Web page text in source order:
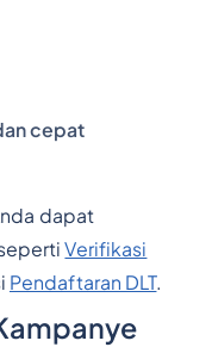
cepat
dapat
Verifikasi
Pendaftaran DLT.